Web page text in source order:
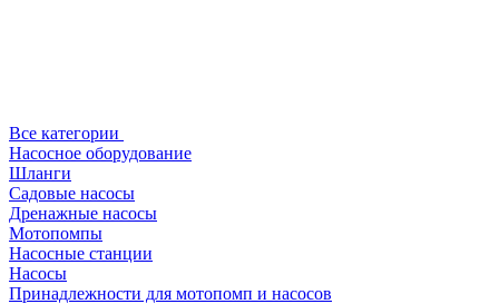
Все категории
Насосное оборудование
Шланги
Садовые насосы
Дренажные насосы
Мотопомпы
Насосные станции
Насосы
Принадлежности для мотопомп и насосов